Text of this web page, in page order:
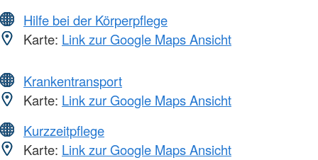
Hilfe bei der Körperpflege
Karte: Link zur Google Maps Ansicht
Krankentransport
Karte: Link zur Google Maps Ansicht
Kurzzeitpflege
Karte: Link zur Google Maps Ansicht